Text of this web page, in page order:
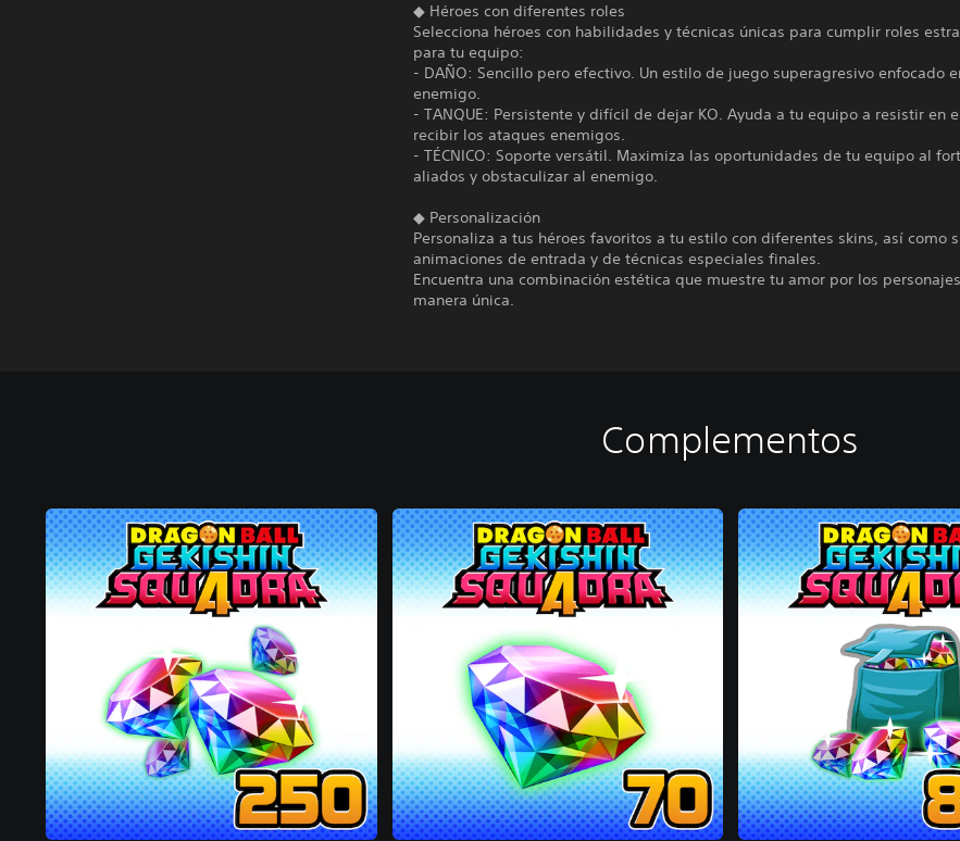
◆ Héroes con diferentes roles
Selecciona héroes con habilidades y técnicas únicas para cumplir roles
para tu equipo:
- DAÑO: Sencillo pero efectivo. Un estilo de juego superagresivo enfocado
enemigo.
- TANQUE: Persistente y difícil de dejar KO. Ayuda a tu equipo a resistir en
recibir los ataques enemigos.
- TÉCNICO: Soporte versátil. Maximiza las oportunidades de tu equipo al
aliados y obstaculizar al enemigo.
◆ Personalización
Personaliza a tus héroes favoritos a tu estilo con diferentes skins, así como
animaciones de entrada y de técnicas especiales finales.
Encuentra una combinación estética que muestre tu amor por los
manera única.
Complementos